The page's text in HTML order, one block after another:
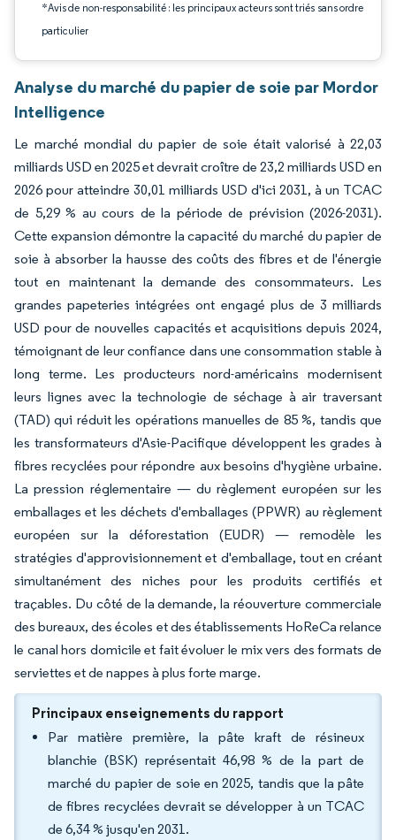
*Avis de non-responsabilité : les principaux acteurs sont triés sans ordre
particulier
Analyse du marché du papier de soie par Mordor
Intelligence
Le marché mondial du papier de soie était valorisé à 22,03
milliards USD en 2025 et devrait croître de 23,2 milliards USD en
2026 pour atteindre 30,01 milliards USD d'ici 2031, à un TCAC
de 5,29 % au cours de la période de prévision (2026-2031).
Cette expansion démontre la capacité du marché du papier de
soie à absorber la hausse des coûts des fibres et de l'énergie
tout en maintenant la demande des consommateurs. Les
grandes papeteries intégrées ont engagé plus de 3 milliards
USD pour de nouvelles capacités et acquisitions depuis 2024,
témoignant de leur confiance dans une consommation stable à
long terme. Les producteurs nord-américains modernisent
leurs lignes avec la technologie de séchage à air traversant
(TAD) qui réduit les opérations manuelles de 85 %, tandis que
les transformateurs d'Asie-Pacifique développent les grades à
fibres recyclées pour répondre aux besoins d'hygiène urbaine.
La pression réglementaire — du règlement européen sur les
emballages et les déchets d'emballages (PPWR) au règlement
européen sur la déforestation (EUDR) — remodèle les
stratégies d'approvisionnement et d'emballage, tout en créant
simultanément des niches pour les produits certifiés et
traçables. Du côté de la demande, la réouverture commerciale
des bureaux, des écoles et des établissements HoReCa relance
le canal hors domicile et fait évoluer le mix vers des formats de
serviettes et de nappes à plus forte marge.
Principaux enseignements du rapport
Par matière première, la pâte kraft de résineux
blanchie (BSK) représentait 46,98 % de la part de
marché du papier de soie en 2025, tandis que la pâte
de fibres recyclées devrait se développer à un TCAC
de 6,34 % jusqu'en 2031.